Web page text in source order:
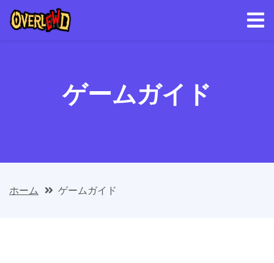
ゲームガイド
ホーム ゲームガイド